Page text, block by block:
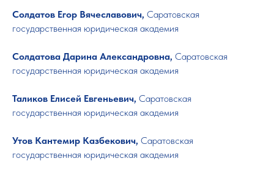
Солдатов Егор Вячеславович, Саратовская
государственная юридическая академия
Солдатова Дарина Александровна, Саратовская
государственная юридическая академия
Таликов Елисей Евгеньевич, Саратовская
государственная юридическая академия
Утов Кантемир Казбекович, Саратовская
государственная юридическая академия